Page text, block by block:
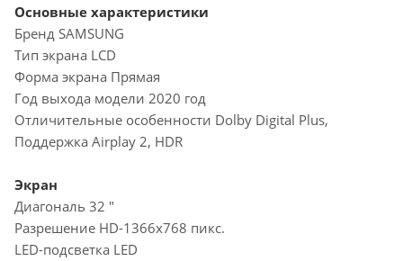
Основные характеристики
Бренд SAMSUNG
Тип экрана LCD
Форма экрана Прямая
Год выхода модели 2020 год
Отличительные особенности Dolby Digital Plus,
Поддержка Airplay 2, HDR
Экран
Диагональ 32 "
Разрешение HD-1366x768 пикс.
LED-подсветка LED